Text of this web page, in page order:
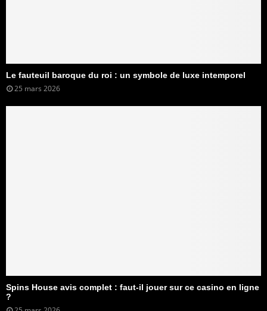
Le fauteuil baroque du roi : un symbole de luxe intemporel
25 mars 2026
Spins House avis complet : faut-il jouer sur ce casino en ligne
?